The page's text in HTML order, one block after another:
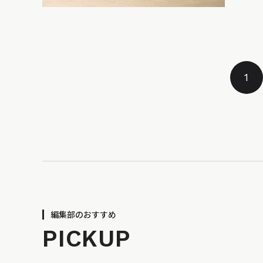
1
編集部のおすすめ
PICKUP